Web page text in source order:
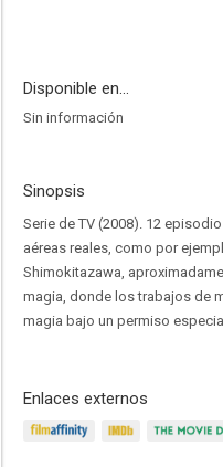
Disponible en...
Sin información
Sinopsis
Serie de TV (2008). 12
aéreas reales, como por
Shimokitazawa,
magia, donde los trabajos de
magia bajo un permiso
Enlaces externos